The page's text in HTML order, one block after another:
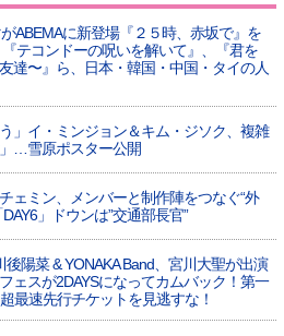
ABEMAに新登場『２５時、赤坂で』を
テコンドーの呪いを解いて』、『君を
達〜』ら、日本・韓国・中国・タイの人
」イ・ミンジョン＆キム・ジソク、複雑
…雪原ポスター公開
ェミン、メンバーと制作陣をつなぐ“外
」ドウンは”交通部長官”
後陽菜 & YONAKA Band、宮川大聖が出演
ェスが2DAYSになってカムバック！第一
最速先行チケットを見逃すな！